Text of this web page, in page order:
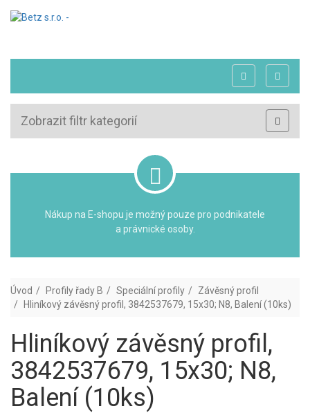
Zobrazit filtr kategorií
Nákup na E-shopu je možný pouze pro podnikatele
a právnické osoby.
Úvod Profily řady B Speciální profily
Závěsný profil
Hliníkový závěsný profil, 3842537679, 15x30; N8, Balení (10ks)
Hliníkový závěsný profil,
3842537679, 15x30; N8,
Balení (10ks)